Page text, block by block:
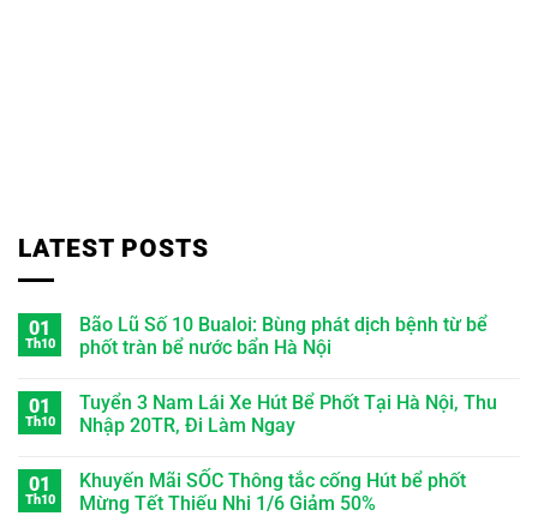
LATEST POSTS
01
Th10
Bão Lũ Số 10 Bualoi: Bùng phát dịch bệnh từ bể
phốt tràn bể nước bẩn Hà Nội
01
Th10
Tuyển 3 Nam Lái Xe Hút Bể Phốt Tại Hà Nội, Thu
Nhập 20TR, Đi Làm Ngay
01
Th10
Khuyến Mãi SỐC Thông tắc cống Hút bể phốt
Mừng Tết Thiếu Nhi 1/6 Giảm 50%